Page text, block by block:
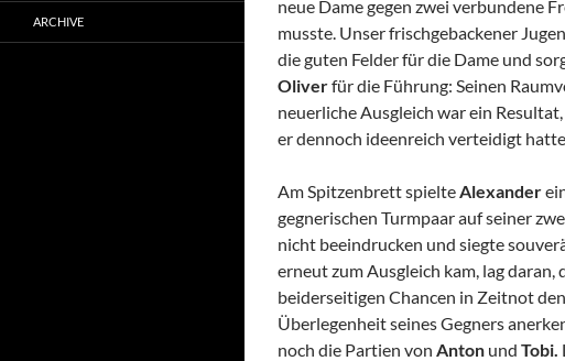
neue Dame gegen zwei verbundene
musste. Unser frischgebackener
die guten Felder für die Dame und
Oliverfür die Führung: Seinen
neuerliche Ausgleich war ein
er dennoch ideenreich verteidigt
Am Spitzenbrett spielteAlexander
gegnerischen Turmpaar auf seiner
nicht beeindrucken und siegte
erneut zum Ausgleich kam, lag daran,
beiderseitigen Chancen in Zeitnot
Überlegenheit seines Gegners
noch die Partien von Anton und Tobi.
ARCHIVE